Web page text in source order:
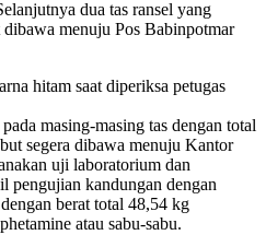
dua tas ransel yang
menuju Pos Babinpotmar
hitam saat diperiksa petugas
masing-masing tas dengan total
segera dibawa menuju Kantor
uji laboratorium dan
pengujian kandungan dengan
berat total 48,54 kg
atau sabu-sabu.